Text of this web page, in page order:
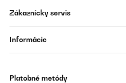
Zákaznícky servis
Informácie
Platobné metódy